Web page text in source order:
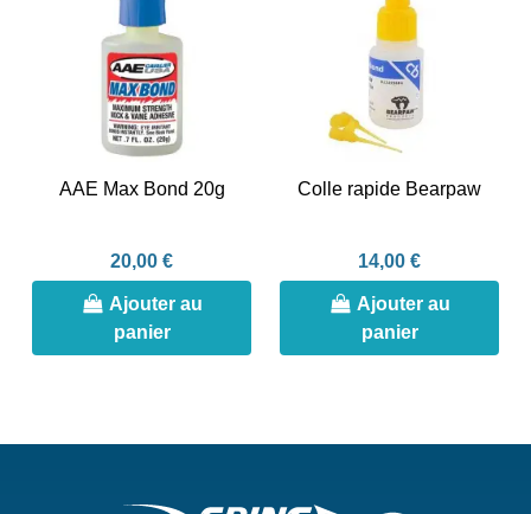
AAE Max Bond 20g
20,00 €
Ajouter au
panier
Colle rapide Bearpaw
14,00 €
Ajouter au
panier